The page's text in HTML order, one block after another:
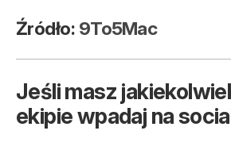
Źródło: 9To5Mac
Jeśli masz
ekipie wpadaj na